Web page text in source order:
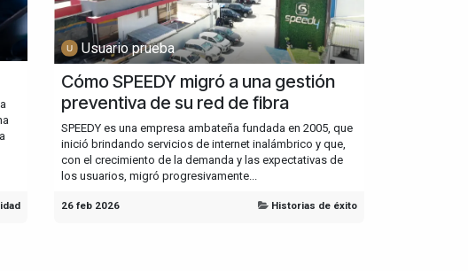
Usuario prueba
Cómo SPEEDY migró a una gestión
preventiva de su red de fibra
SPEEDY es una empresa ambateña fundada en 2005, que
inició brindando servicios de internet inalámbrico y que,
con el crecimiento de la demanda y las expectativas de
los usuarios, migró progresivamente...
26 feb 2026 Historias de éxito